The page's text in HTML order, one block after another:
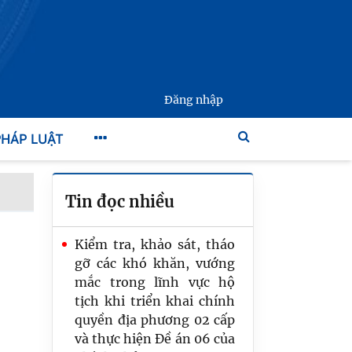
Đăng nhập
LUẬT
Tin đọc nhiều
Kiểm tra, khảo sát, tháo
gỡ các khó khăn, vướng
mắc trong lĩnh vực hộ
tịch khi triển khai chính
quyền địa phương 02 cấp
và thực hiện Đề án 06 của
Hội nghị triển khai Quyết
định số 2696/QĐ-TTG